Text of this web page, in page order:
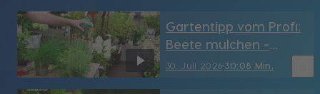
30. Juli 202630:08 Min.
Gartentipp vom Profi:
Beete mulchen -
Vergleich zw.